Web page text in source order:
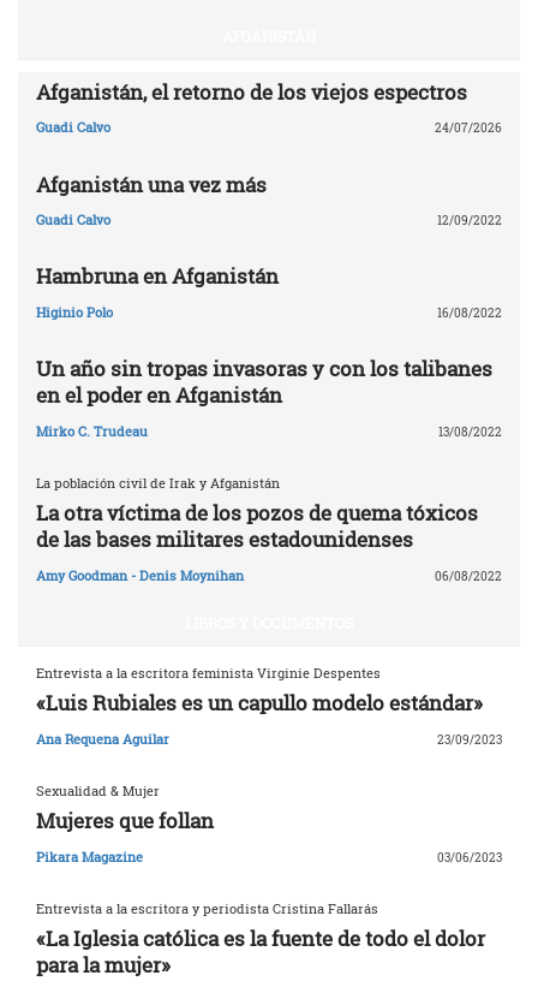
Afganistán, el retorno de los viejos espectros
Guadi Calvo 24/07/2026
Afganistán una vez más
Guadi Calvo 12/09/2022
Hambruna en Afganistán
Higinio Polo 16/08/2022
Un año sin tropas invasoras y con los talibanes
en el poder en Afganistán
Mirko C. Trudeau 13/08/2022
La población civil de Irak y Afganistán
La otra víctima de los pozos de quema tóxicos
de las bases militares estadounidenses
Amy Goodman - Denis Moynihan 06/08/2022
Entrevista a la escritora feminista Virginie Despentes
«Luis Rubiales es un capullo modelo estándar»
Ana Requena Aguilar 23/09/2023
Sexualidad & Mujer
Mujeres que follan
Pikara Magazine 03/06/2023
Entrevista a la escritora y periodista Cristina Fallarás
«La Iglesia católica es la fuente de todo el dolor
para la mujer»